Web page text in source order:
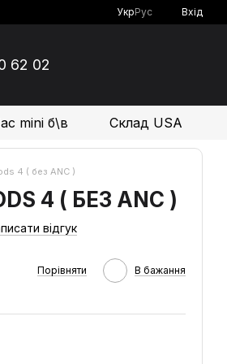
УкрРус Вхід
62 02
mini б\в Склад USA
4 ( без ANC )
4 ( БЕЗ ANC )
відгук
Порівняти В бажання